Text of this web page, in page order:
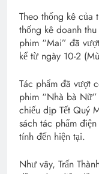
Theo thống kê
thống kê doanh
phim “Mai” đã
kể từ ngày 10-2
Tác phẩm đã vượt
phim “Nhà bà
chiếu dịp Tết Quý
sách tác phẩm
tính đến hiện tại.
Như vây, Trấn